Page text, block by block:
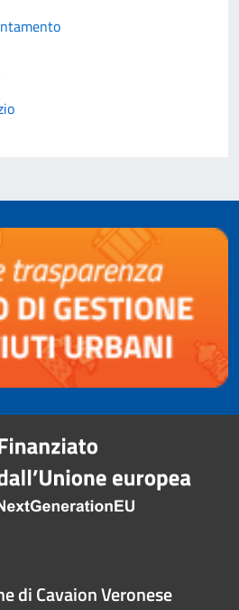
di Cavaion Veronese